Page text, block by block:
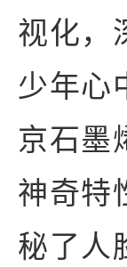
视化，
少年心
京石墨
神奇特
秘了人